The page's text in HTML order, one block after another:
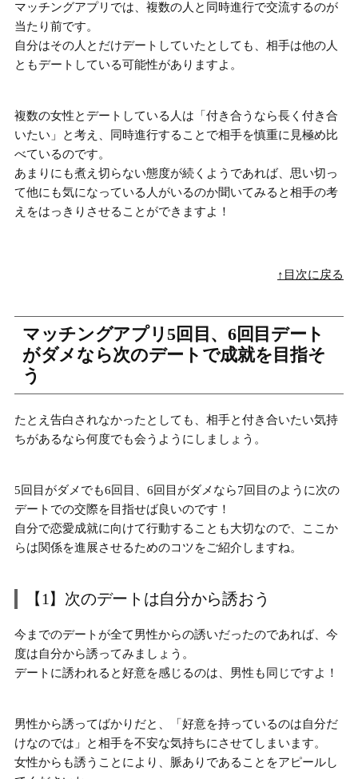
マッチングアプリでは、複数の人と同時進行で交流するのが
当たり前です。
自分はその人とだけデートしていたとしても、 相手は他の人
ともデートしている可能性がありますよ。
複数の女性とデートしている人は「付き合うなら長く付き合
いたい」と考え、同時進行することで相手を慎重に見極め比
べているのです。
あまりにも煮え切らない態度が続くようであれば、思い切っ
て他にも気になっている人がいるのか聞いてみると相手の考
えをはっきりさせることができますよ！
↑目次に戻る
マッチングアプリ5回目、6回目デート
がダメなら次のデートで成就を目指そ
う
たとえ告白されなかったとしても、相手と付き合いたい気持
ちがあるなら何度でも会うようにしましょう。
5回目がダメでも6回目、6回目がダメなら7回目のように次の
デートでの交際を目指せば良いのです！
自分で恋愛成就に向けて行動することも大切なので、ここか
らは関係を進展させるためのコツをご紹介しますね。
【1】次のデートは自分から誘おう
今までのデートが全て男性からの誘いだったのであれば、今
度は自分から誘ってみましょう 。
デートに誘われると好意を感じるのは、男性も同じですよ！
男性から誘ってばかりだと、
「好意を持っているのは自分だ
けなのでは」
と相手を不安な気持ちにさせてしまいます。
女性からも誘うことにより、脈ありであることをアピールし